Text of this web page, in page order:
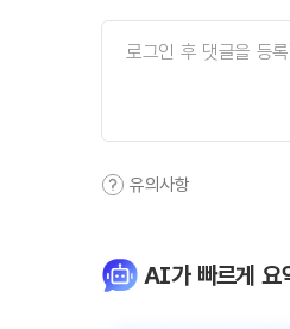
유의사항
AI가 빠르게 요